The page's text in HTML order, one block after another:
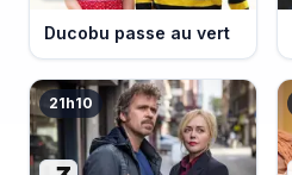
Ducobu passe au vert
21h10